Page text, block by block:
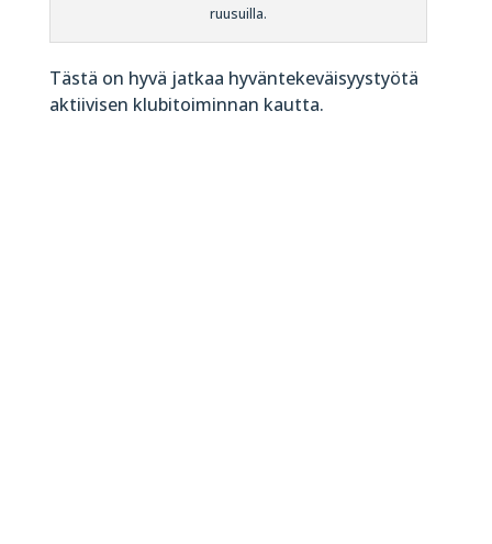
ruusuilla.
Tästä on hyvä jatkaa hyväntekeväisyystyötä
aktiivisen klubitoiminnan kautta.